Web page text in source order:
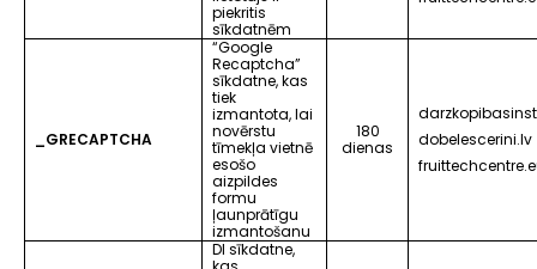
piekritis
sīkdatnēm
_GRECAPTCHA
“Google
Recaptcha”
sīkdatne, kas
tiek
izmantota, lai
novērstu
tīmekļa vietnē
esošo
aizpildes
formu
ļaunprātīgu
izmantošanu
180
dienas
dobelescerini.lv
DI sīkdatne,